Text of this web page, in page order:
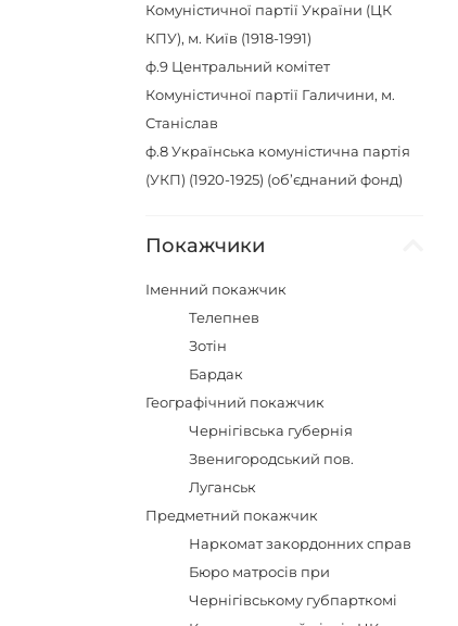
Комуністичної партії України (ЦК
КПУ), м. Київ (1918-1991)
ф.9 Центральний комітет
Комуністичної партії Галичини, м.
Станіслав
ф.8Українська комуністична партія
(УКП) (1920-1925) (об’єднаний фонд)
Покажчики
Іменний покажчик
Телепнев
Зотін
Бардак
Географічний покажчик
Чернігівська губернія
Звенигородський пов.
Луганськ
Предметний покажчик
Наркомат закордонних справ
Бюро матросів при
Чернігівському губпарткомі